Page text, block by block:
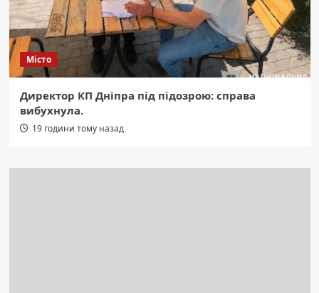
Місто
Директор КП Дніпра під підозрою: справа
вибухнула.
19 години тому назад